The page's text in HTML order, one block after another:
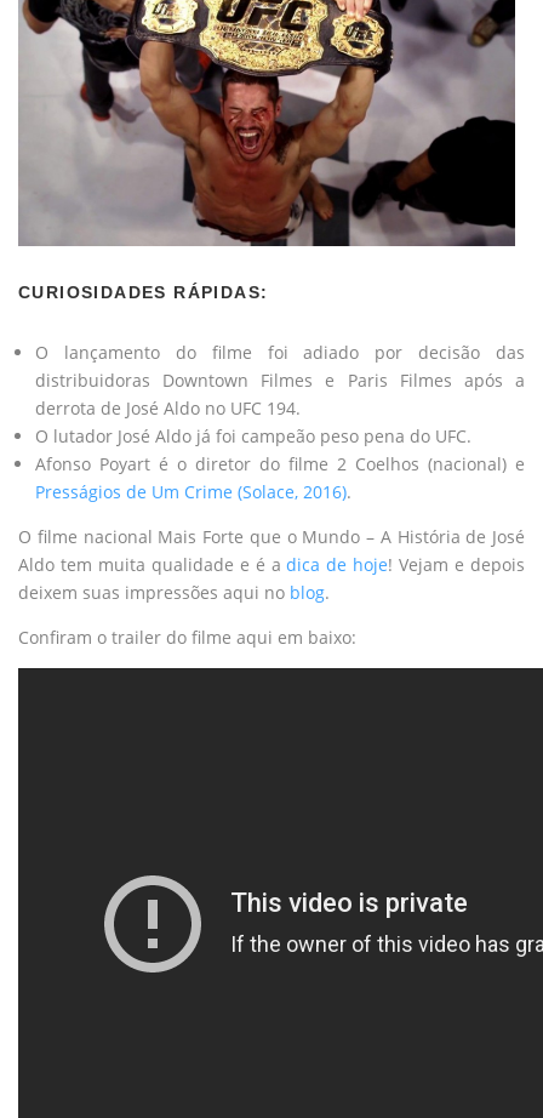
CURIOSIDADES RÁPIDAS:
O lançamento do filme foi adiado por decisão das
distribuidoras Downtown Filmes e Paris Filmes após a
derrota de José Aldo no UFC 194.
O lutador José Aldo já foi campeão peso pena do UFC.
Afonso Poyart é o diretor do filme 2 Coelhos (nacional) e
Presságios de Um Crime (Solace, 2016).
O filme nacional Mais Forte que o Mundo – A História de José
Aldo tem muita qualidade e é adica de hoje! Vejam e depois
deixem suas impressões aqui no blog.
Confiram o trailer do filme aqui em baixo: